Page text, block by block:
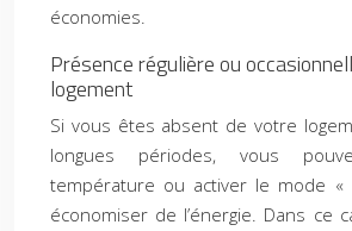
économies.
Présence régulière ou
logement
Si vous êtes absent de votre
longues périodes, vous
température ou activer le mode «
économiser de l’énergie. Dans ce